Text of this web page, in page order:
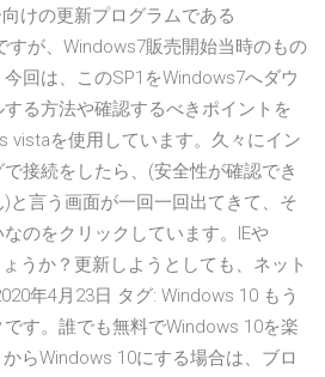
けの更新プログラムである
すが、Windows7販売開始当時のもの
回は、このSP1をWindows7へダウ
る方法や確認するべきポイントを
vistaを使用しています。久々にイン
接続をしたら、(安全性が確認でき
と言う画面が一回一回出てきて、そ
のをクリックしています。IEや
うか？更新しようとしても、ネット
年4月23日 タグ: Windows 10 もう
す。誰でも無料でWindows 10を楽
らWindows 10にする場合は、ブロ